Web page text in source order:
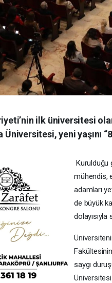
ilk üniversitesi
Üniversitesi, yeni yaşını
Kurulduğu
mühendis,
adamları
de büyük
saygı